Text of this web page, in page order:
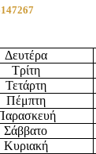
Δευτέρα
Τρίτη
Τετάρτη
Πέμπτη
Σάββατο
Κυριακή